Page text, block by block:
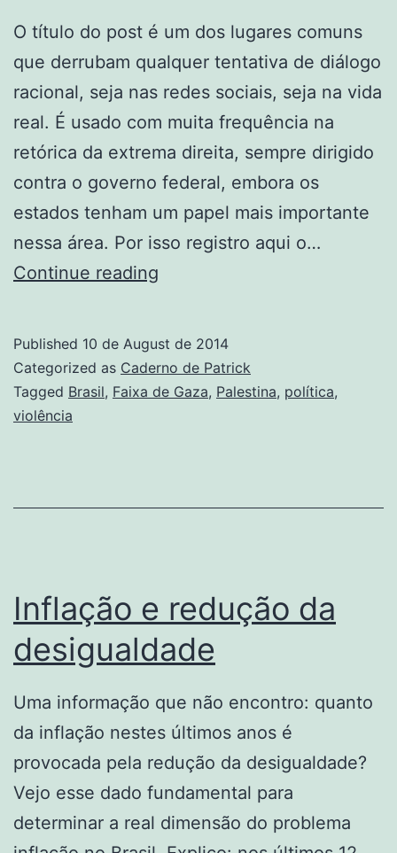
O título do post é um dos lugares comuns
que derrubam qualquer tentativa de diálogo
racional, seja nas redes sociais, seja na vida
real. É usado com muita frequência na
retórica da extrema direita, sempre dirigido
contra o governo federal, embora os
estados tenham um papel mais importante
nessa área. Por isso registro aqui o…
Continue reading
no
Brasil
países
Published 10 de August de 2014
Categorized as Caderno de Patrick
Tagged Brasil, Faixa de Gaza, Palestina, política,
violência
Inflação e redução da
desigualdade
Uma informação que não encontro: quanto
da inflação nestes últimos anos é
provocada pela redução da desigualdade?
Vejo esse dado fundamental para
determinar a real dimensão do problema